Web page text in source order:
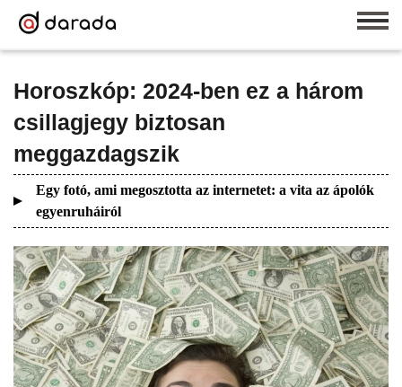
Horoszkóp: 2024-ben ez a három
csillagjegy biztosan
meggazdagszik
Egy fotó, ami megosztotta az internetet: a vita az ápolók
egyenruháiról